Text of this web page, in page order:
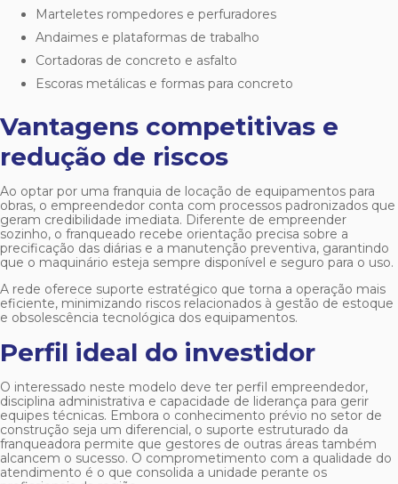
Marteletes rompedores e perfuradores
Andaimes e plataformas de trabalho
Cortadoras de concreto e asfalto
Escoras metálicas e formas para concreto
Vantagens competitivas e
redução de riscos
Ao optar por uma franquia de locação de equipamentos para
obras, o empreendedor conta com processos padronizados que
geram credibilidade imediata. Diferente de empreender
sozinho, o franqueado recebe orientação precisa sobre a
precificação das diárias e a manutenção preventiva, garantindo
que o maquinário esteja sempre disponível e seguro para o uso.
A rede oferece suporte estratégico que torna a operação mais
eficiente, minimizando riscos relacionados à gestão de estoque
e obsolescência tecnológica dos equipamentos.
Perfil ideal do investidor
O interessado neste modelo deve ter perfil empreendedor,
disciplina administrativa e capacidade de liderança para gerir
equipes técnicas. Embora o conhecimento prévio no setor de
construção seja um diferencial, o suporte estruturado da
franqueadora permite que gestores de outras áreas também
alcancem o sucesso. O comprometimento com a qualidade do
atendimento é o que consolida a unidade perante os